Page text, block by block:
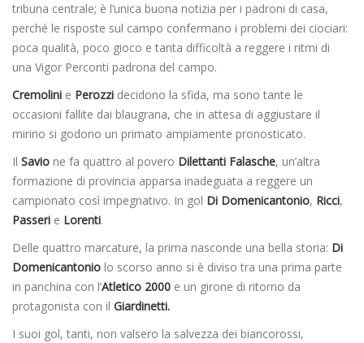
tribuna centrale; è l’unica buona notizia per i padroni di casa,
perché le risposte sul campo confermano i problemi dei ciociari:
poca qualità, poco gioco e tanta difficoltà a reggere i ritmi di
una Vigor Perconti padrona del campo.
Cremolini e Perozzi decidono la sfida, ma sono tante le
occasioni fallite dai blaugrana, che in attesa di aggiustare il
mirino si godono un primato ampiamente pronosticato.
Il Savio ne fa quattro al povero Dilettanti Falasche, un’altra
formazione di provincia apparsa inadeguata a reggere un
campionato così impegnativo. In gol Di Domenicantonio, Ricci,
Passeri e Lorenti.
Delle quattro marcature, la prima nasconde una bella storia: Di
Domenicantonio lo scorso anno si è diviso tra una prima parte
in panchina con l’Atletico 2000 e un girone di ritorno da
protagonista con il Giardinetti.
I suoi gol, tanti, non valsero la salvezza dei biancorossi,